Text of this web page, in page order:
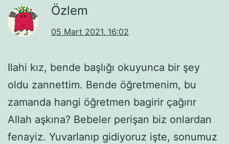
Özlem
05 Mart 2021, 16:02
Ilahi kız, bende başlığı okuyunca bir şey
oldu zannettim. Bende öğretmenim, bu
zamanda hangi öğretmen bagirir çağırır
Allah aşkına? Bebeler perişan biz onlardan
fenayiz. Yuvarlanıp gidiyoruz işte, sonumuz